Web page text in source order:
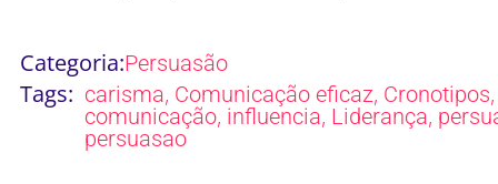
Categoria:Persuasão
Tags: carisma, Comunicação eficaz, Cronotipos
comunicação, influencia, Liderança,
persuasao